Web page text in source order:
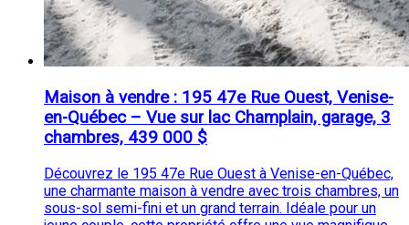
Maison à vendre : 195 47e Rue Ouest, Venise-
en-Québec – Vue sur lac Champlain, garage, 3
chambres, 439 000 $
Découvrez le 195 47e Rue Ouest à Venise-en-Québec,
une charmante maison à vendre avec trois chambres, un
sous-sol semi-fini et un grand terrain. Idéale pour un